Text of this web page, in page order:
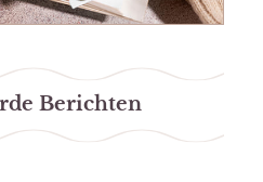
Berichten